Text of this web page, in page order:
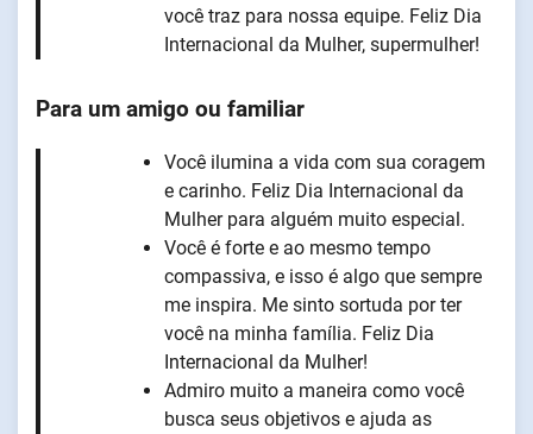
você traz para nossa equipe. Feliz Dia
Internacional da Mulher, supermulher!
Para um amigo ou familiar
Você ilumina a vida com sua coragem
e carinho. Feliz Dia Internacional da
Mulher para alguém muito especial.
Você é forte e ao mesmo tempo
compassiva, e isso é algo que sempre
me inspira. Me sinto sortuda por ter
você na minha família. Feliz Dia
Internacional da Mulher!
Admiro muito a maneira como você
busca seus objetivos e ajuda as